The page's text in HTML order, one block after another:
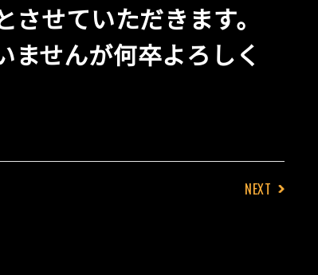
せていただきます。
ませんが何卒よろしく
NEXT